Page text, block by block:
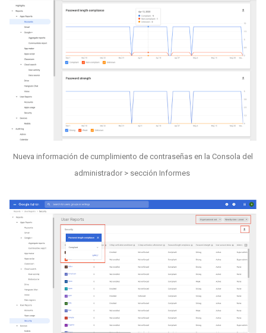
Nueva información de cumplimiento de contraseñas en la Consola del
administrador > sección Informes